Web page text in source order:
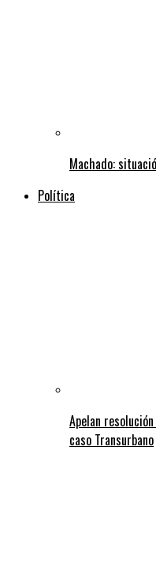
Machado:
Política
Apelan
caso Transurbano